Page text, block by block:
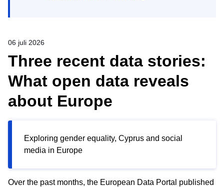
06 juli 2026
Three recent data stories:
What open data reveals
about Europe
Exploring gender equality, Cyprus and social
media in Europe
Over the past months, the European Data Portal published